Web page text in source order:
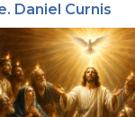
Daniel Curnis